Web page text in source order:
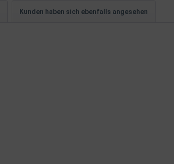
Kunden haben sich ebenfalls angesehen